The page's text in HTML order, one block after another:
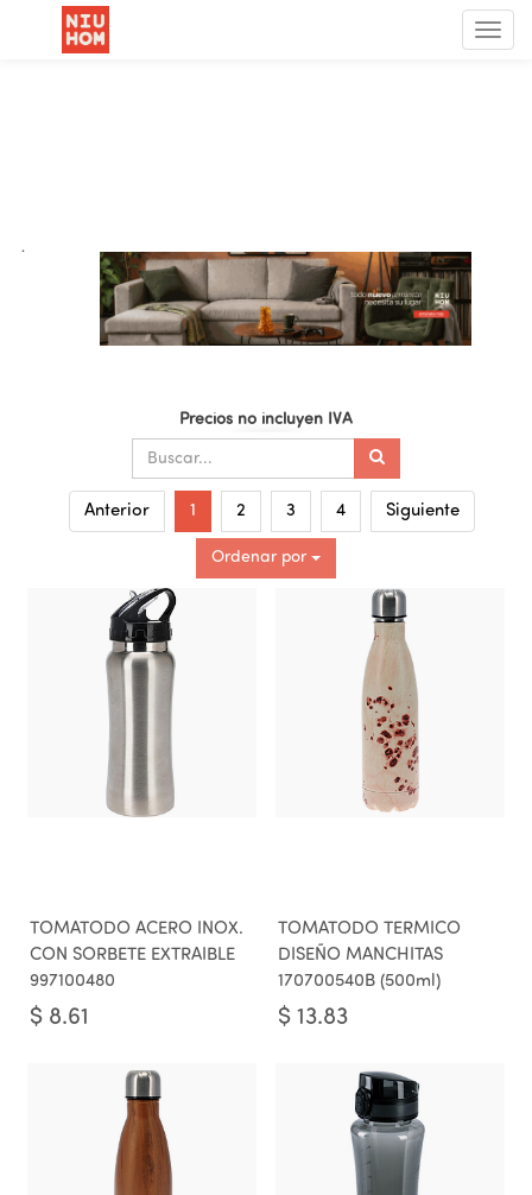
Menú
de
.
Precios no incluyen IVA
Anterior 1 2 3 4 Siguiente
Ordenar por
TOMATODO ACERO INOX.
CON SORBETE EXTRAIBLE
997100480
$ 8.61
TOMATODO TERMICO
DISEÑO MANCHITAS
170700540B (500ml)
$ 13.83